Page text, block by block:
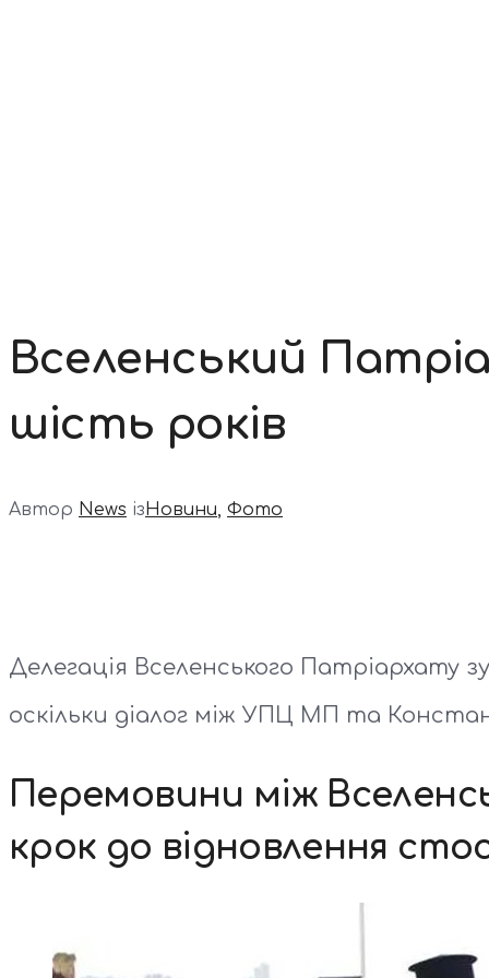
Вселенський
шість років
Автор News ізНовини, Фото
Делегація Вселенського Патріархату
оскільки діалог між УПЦ МП та
Перемовини між
крок до відновлення